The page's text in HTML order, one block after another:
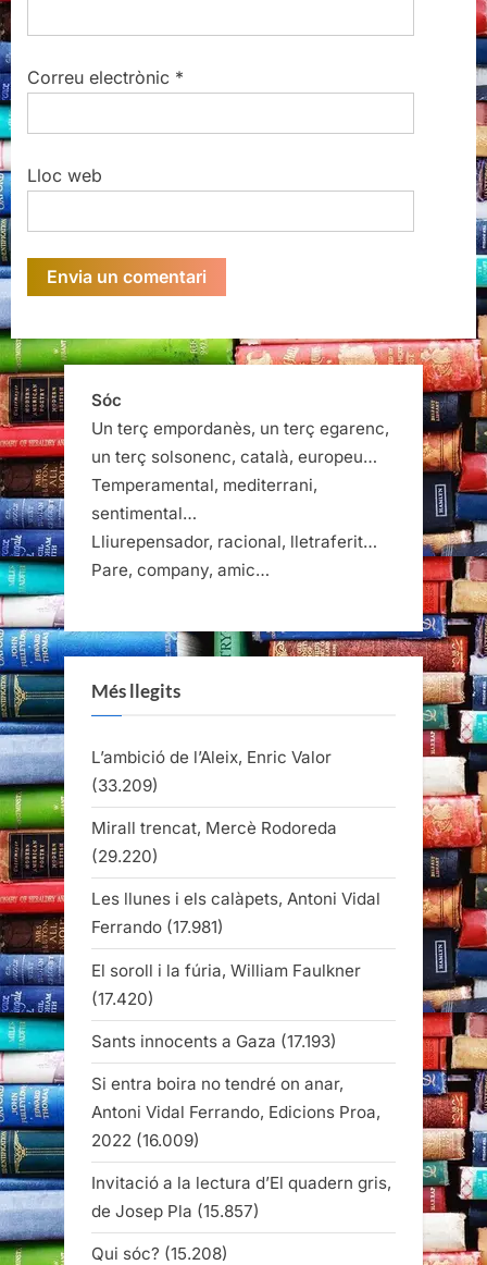
Correu electrònic *
Lloc web
Sóc
Un terç empordanès, un terç egarenc,
un terç solsonenc, català, europeu…
Temperamental, mediterrani,
sentimental…
Lliurepensador, racional, lletraferit…
Pare, company, amic…
Més llegits
L’ambició de l’Aleix, Enric Valor
(33.209)
Mirall trencat, Mercè Rodoreda
(29.220)
Les llunes i els calàpets, Antoni Vidal
Ferrando (17.981)
El soroll i la fúria, William Faulkner
(17.420)
Sants innocents a Gaza (17.193)
Si entra boira no tendré on anar,
Antoni Vidal Ferrando, Edicions Proa,
2022 (16.009)
Invitació a la lectura d’El quadern gris,
de Josep Pla (15.857)
Qui sóc? (15.208)